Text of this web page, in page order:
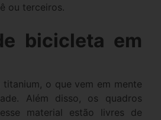
ou terceiros.
bicicleta em
titanium, o que vem em mente
Além disso, os quadros
material estão livres de